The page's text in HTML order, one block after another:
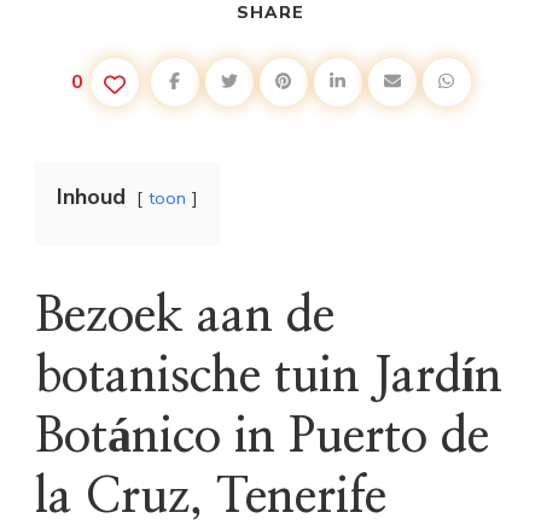
SHARE
0
Inhoud toon
Bezoek aan de
botanische tuin Jardín
Botánico in Puerto de
la Cruz, Tenerife